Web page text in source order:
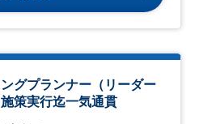
グプランナー（リーダー
策実行迄一気通貫